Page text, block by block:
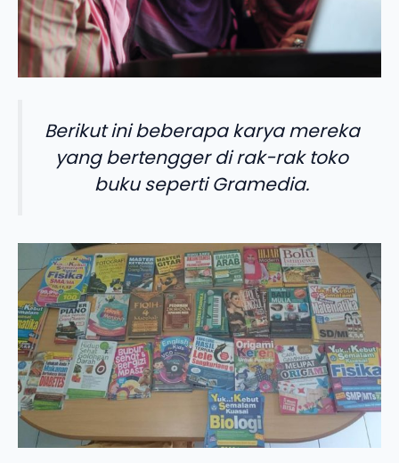
Berikut ini beberapa karya mereka
yang bertengger di rak-rak toko
buku seperti Gramedia.